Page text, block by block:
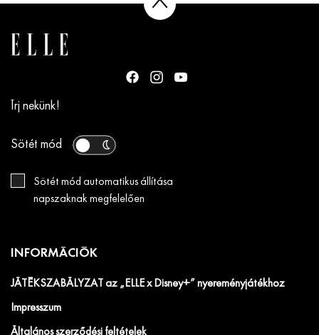
Írj nekünk!
Sötét mód
Sötét mód automatikus állítása
napszaknak megfelelően
INFORMÁCIÓK
JÁTÉKSZABÁLYZAT az „ELLE x Disney+” nyereményjátékhoz
Impresszum
Általános szerződési feltételek